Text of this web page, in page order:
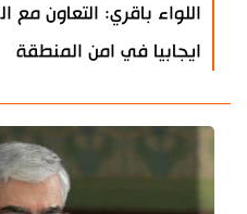
اللواء باقري: التعاون مع
ايجابيا في امن المنطقة